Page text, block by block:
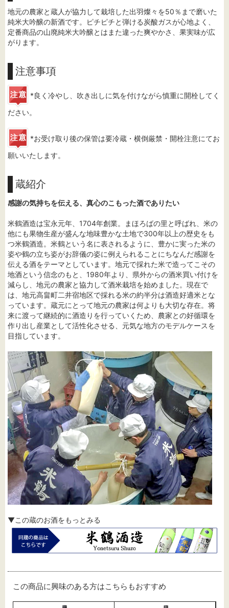
地元の農家と蔵人が協力して栽培した出羽燦々を50％まで磨いた
純米大吟醸の新酒です。ピチピチと弾ける炭酸ガスが心地よく、
定番商品の山廃純米大吟醸とはまた違った爽やかさ、果実味が広
がります。
注意事項
*良く冷やし、吹き出しに気を付けながら慎重に開栓してく
ださい。
*お受け取り後の保管は要冷蔵・横倒厳禁・開栓注意にてお
願いいたします。
蔵紹介
感謝の気持ちを伝える、真心のこもった酒でありたい
米鶴酒造は宝永元年、1704年創業。まほろばの里と呼ばれ、米の
他にも果物生産が盛んな地味豊かな土地で300年以上の歴史をも
つ米鶴酒造。米鶴という名に表されるように、豊かに実った米の
姿や鶴の立ち姿がお辞儀の姿に例えられることにちなんだ感謝を
伝える酒をテーマとしています。地元で採れた米で造ってこその
地酒という信念のもと、1980年より、県外からの酒米買い付けを
減らし、地元の農家と協力して酒米栽培を始めました。現在で
は、地元高畠町二井宿地区で採れる米の約半分は酒造好適米とな
っています。蔵元にとって地元の農家は何よりも大切な存在。将
来に渡って継続的に酒造りを行っていくため、農家との好循環を
作り出し産業として活性化させる、元気な地方のモデルケースを
目指しています。
▼この蔵のお酒をもっとみる
この商品に興味のある方はこちらもおすすめ